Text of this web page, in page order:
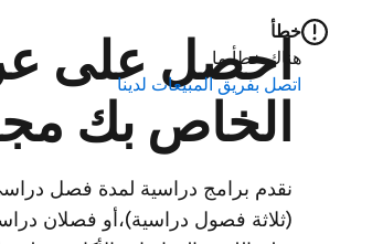
احصل على
الخاص بك
نقدم برامج دراسية لمدة فصل
(ثلاثة فصول دراسية)،أو فصلان
خطأ
هناك خطأ ما
اتصل بفريق المبيعات لدينا